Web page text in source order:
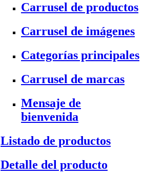
Carrusel de productos
Carrusel de imágenes
Categorías principales
Carrusel de marcas
Mensaje de
bienvenida
Listado de productos
Detalle del producto